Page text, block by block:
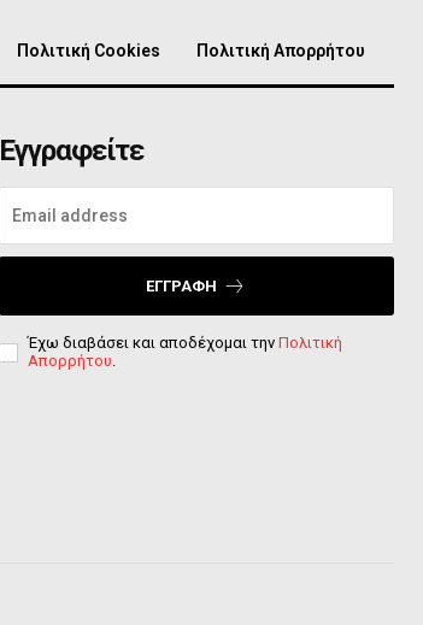
Πολιτική Cookies Πολιτική Απορρήτου
Εγγραφείτε
ΕΓΓΡΑΦΉ
Έχω διαβάσει και αποδέχομαι την Πολιτική
Απορρήτου.